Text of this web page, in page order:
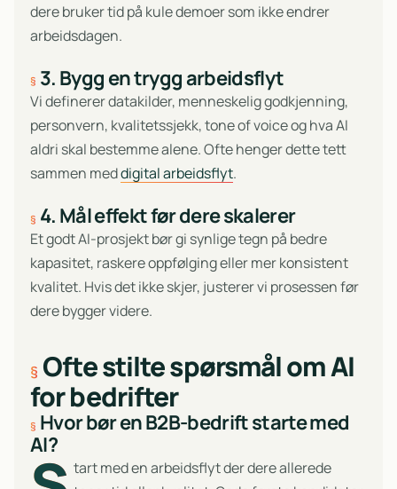
dere bruker tid på kule demoer som ikke endrer
arbeidsdagen.
3. Bygg en trygg arbeidsflyt
Vi definerer datakilder, menneskelig godkjenning,
personvern, kvalitetssjekk, tone of voice og hva AI
aldri skal bestemme alene. Ofte henger dette tett
sammen meddigital arbeidsflyt.
4. Mål effekt før dere skalerer
Et godt AI-prosjekt bør gi synlige tegn på bedre
kapasitet, raskere oppfølging eller mer konsistent
kvalitet. Hvis det ikke skjer, justerer vi prosessen før
dere bygger videre.
Ofte stilte spørsmål om AI
for bedrifter
Hvor bør en B2B-bedrift starte med
AI?
tart med en arbeidsflyt der dere allerede